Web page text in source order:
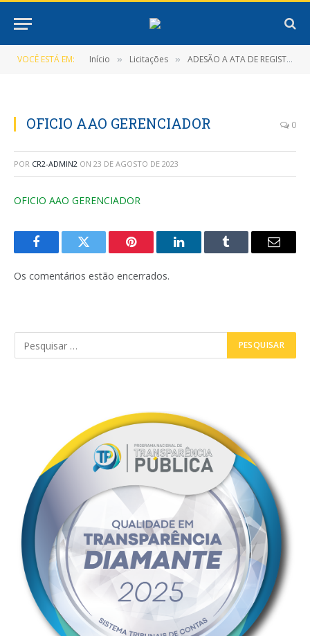
VOCÊ ESTÁ EM: Início » Licitações » ADESÃO A ATA DE REGISTRO DE PREÇOS Nº 003/2022 (Contratação de pessoa Jurídica para Fornecimento de Massa Asfáltica C.B.Q.U para atender as necessidades da Prefeitura Municipal de Nova Timboteua)
OFICIO AAO GERENCIADOR 0
POR CR2-ADMIN2 ON 23 DE AGOSTO DE 2023
OFICIO AAO GERENCIADOR
FacebookTwitter Pinterest LinkedInTumblr
E-
Os comentários estão encerrados.